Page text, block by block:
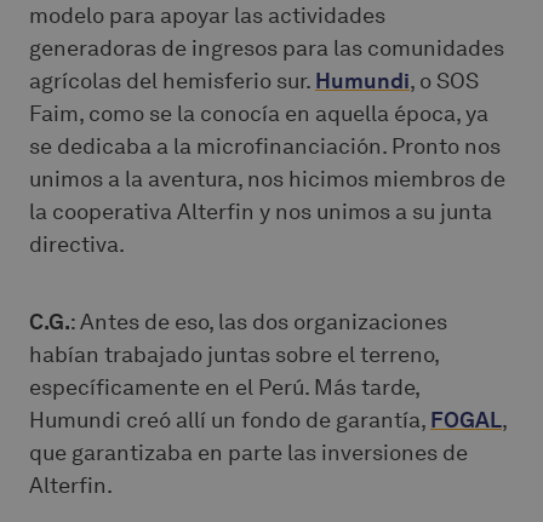
modelo para apoyar las actividades
generadoras de ingresos para las comunidades
agrícolas del hemisferio sur. Humundi, o SOS
Faim, como se la conocía en aquella época, ya
se dedicaba a la microfinanciación. Pronto nos
unimos a la aventura, nos hicimos miembros de
la cooperativa Alterfin y nos unimos a su junta
directiva.
C.G.: Antes de eso, las dos organizaciones
habían trabajado juntas sobre el terreno,
específicamente en el Perú. Más tarde,
Humundi creó allí un fondo de garantía, FOGAL,
que garantizaba en parte las inversiones de
Alterfin.